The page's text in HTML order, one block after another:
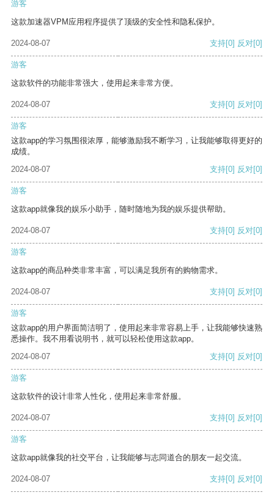
游客
这款加速器VPM应用程序提供了顶级的安全性和隐私保护。
2024-08-07 支持[0] 反对[0]
游客
这款软件的功能非常强大，使用起来非常方便。
2024-08-07 支持[0] 反对[0]
游客
这款app的学习氛围很浓厚，能够激励我不断学习，让我能够取得更好的
成绩。
2024-08-07
支持[0] 反对[0]
游客
这款app就像我的娱乐小助手，随时随地为我的娱乐提供帮助。
2024-08-07 支持[0] 反对[0]
游客
这款app的商品种类非常丰富，可以满足我所有的购物需求。
2024-08-07 支持[0] 反对[0]
游客
这款app的用户界面简洁明了，使用起来非常容易上手，让我能够快速熟
悉操作。我不用看说明书，就可以轻松使用这款app。
2024-08-07
支持[0] 反对[0]
游客
这款软件的设计非常人性化，使用起来非常舒服。
2024-08-07 支持[0] 反对[0]
游客
这款app就像我的社交平台，让我能够与志同道合的朋友一起交流。
2024-08-07 支持[0] 反对[0]